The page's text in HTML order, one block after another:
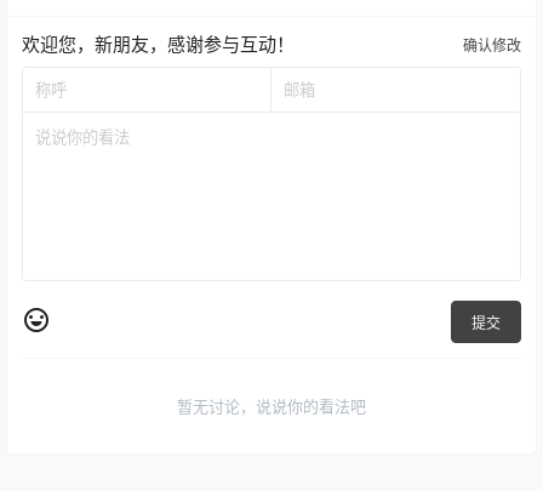
欢迎您，新朋友，感谢参与互动！ 确认修改
提交
暂无讨论，说说你的看法吧